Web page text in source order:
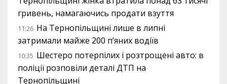
гривень, намагаючись продати взуття
11:26 На Тернопільщині лише в липні
затримали майже 200 п’яних водіїв
10:35 Шестеро потерпілих і розтрощені авто: в
поліції розповіли деталі ДТП на
Тернопільщині